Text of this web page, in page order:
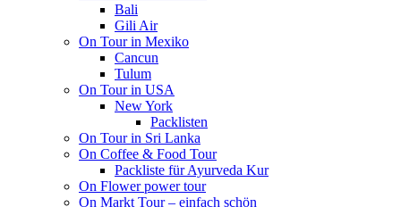
Bali
Gili Air
On Tour in Mexiko
Cancun
Tulum
On Tour in USA
New York
Packlisten
On Tour in Sri Lanka
On Coffee & Food Tour
Packliste für Ayurveda Kur
On Flower power tour
On Markt Tour – einfach schön